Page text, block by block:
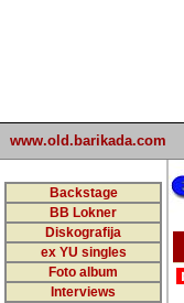
www.old.barikada.com
Backstage
BB Lokner
Diskografija
ex YU singles
Foto album
Interviews